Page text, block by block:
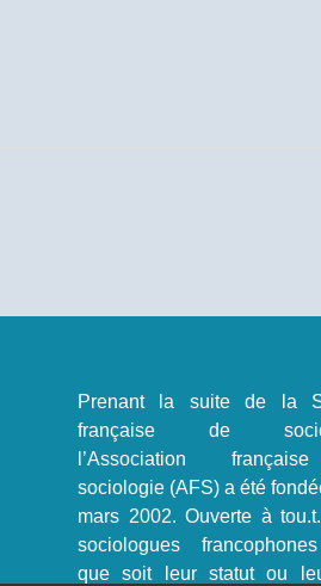
Prenant la suite de la
française de
l’Association
sociologie (AFS) a été
mars 2002. Ouverte à
sociologues
que soit leur statut ou